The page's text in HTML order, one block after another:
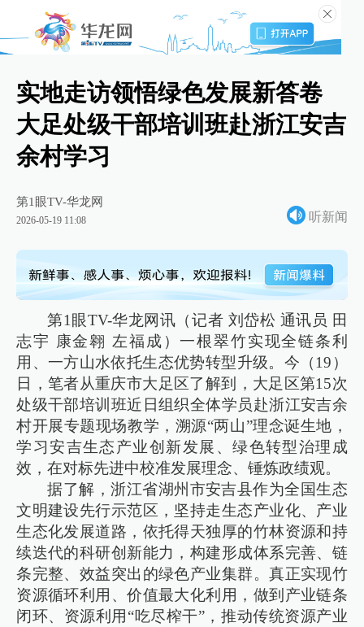
实地走访领悟绿色发展新答卷
大足处级干部培训班赴浙江安吉
余村学习
第1眼TV-华龙网
2026-05-19 11:08 听新闻
第1眼TV-华龙网讯（记者 刘岱松 通讯员 田
志宇 康金翱 左福成）一根翠竹实现全链条利
用、一方山水依托生态优势转型升级。今（19）
日，笔者从重庆市大足区了解到，大足区第15次
处级干部培训班近日组织全体学员赴浙江安吉余
村开展专题现场教学，溯源“两山”理念诞生地，
学习安吉生态产业创新发展、绿色转型治理成
效，在对标先进中校准发展理念、锤炼政绩观。
据了解，浙江省湖州市安吉县作为全国生态
文明建设先行示范区，坚持走生态产业化、产业
生态化发展道路，依托得天独厚的竹林资源和持
续迭代的科研创新能力，构建形成体系完善、链
条完整、效益突出的绿色产业集群。真正实现竹
资源循环利用、价值最大化利用，做到产业链条
闭环、资源利用“吃尽榨干”，推动传统资源产业